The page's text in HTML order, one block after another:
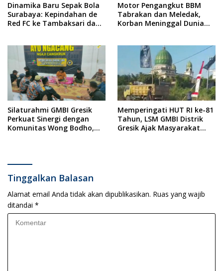
Dinamika Baru Sepak Bola
Surabaya: Kepindahan de
Red FC ke Tambaksari dan
Motor Pengangkut BBM
Tabrakan dan Meledak,
Korban Meninggal Dunia
Silaturahmi GMBI Gresik
Perkuat Sinergi dengan
Komunitas Wong Bodho,
Massal dan Santunan Anak
Yatim
Memperingati HUT RI ke-81
Tahun, LSM GMBI Distrik
Gresik Ajak Masyarakat
Tinggalkan Balasan
Alamat email Anda tidak akan dipublikasikan. Ruas yang wajib
ditandai *